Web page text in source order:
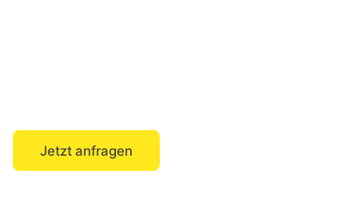
Jetzt anfragen